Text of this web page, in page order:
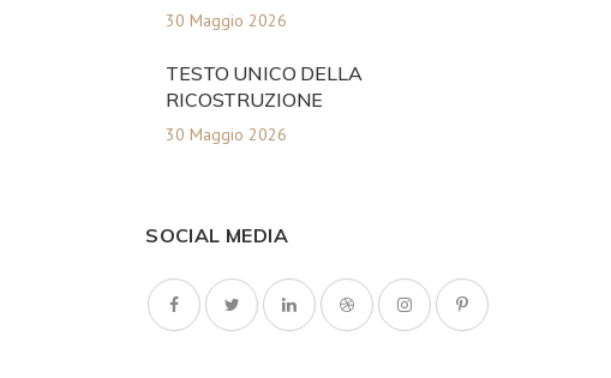
30 Maggio 2026
TESTO UNICO DELLA
RICOSTRUZIONE
30 Maggio 2026
SOCIAL MEDIA